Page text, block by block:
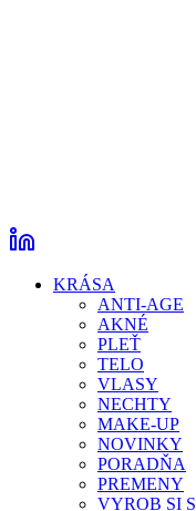
KRÁSA
ANTI-AGE
AKNÉ
PLEŤ
TELO
VLASY
NECHTY
MAKE-UP
NOVINKY
PORADŇA
PREMENY
VYROB SI